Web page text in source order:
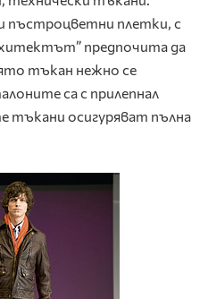
пъстроцветни плетки, с
предпочита да
тъкан нежно се
са с прилепнал
тъкани осигуряват пълна